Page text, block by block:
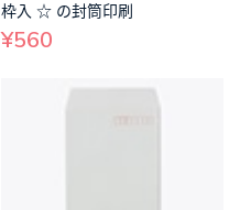
枠入 ☆ の封筒印刷
¥560